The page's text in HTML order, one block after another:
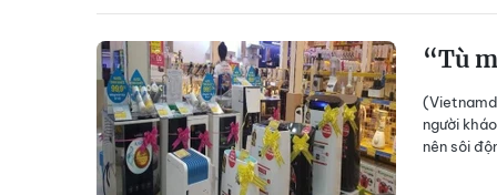
“Tù
người
nên sôi